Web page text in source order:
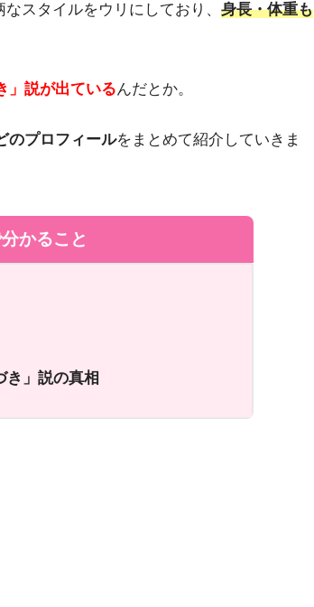
スタイルをウリにしており、 身長・体重も
」説が出ているんだとか。
のプロフィールをまとめて紹介していきま
かること
き」説の真相